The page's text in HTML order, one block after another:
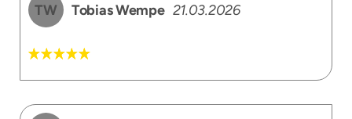
TW Tobias Wempe 21.03.2026